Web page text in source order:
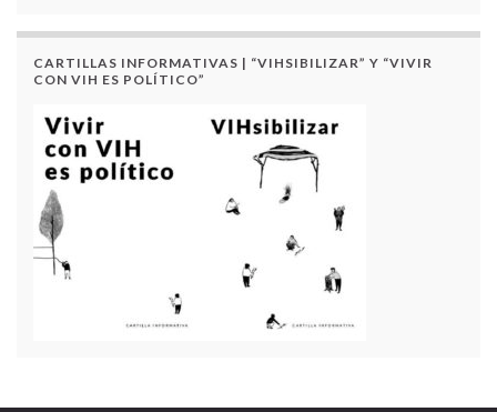
CARTILLAS INFORMATIVAS | “VIHSIBILIZAR” Y “VIVIR
CON VIH ES POLÍTICO”